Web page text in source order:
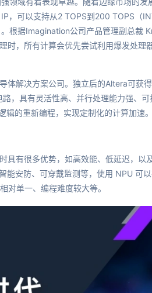
，可以支持从2 TOPS到200 TOPS（
根据Imagination公司产品管理副总裁
时，所有计算会优先尝试利用爆发处理
体解决方案公司。独立后的Altera可获
，具有灵活性高、并行处理能力强、
的重新编程，实现定制化的计算加速。
具有很多优势，如高效能、低延迟，以
安防、可穿戴监测等，使用 NPU 可以
对单一、编程难度较大等。